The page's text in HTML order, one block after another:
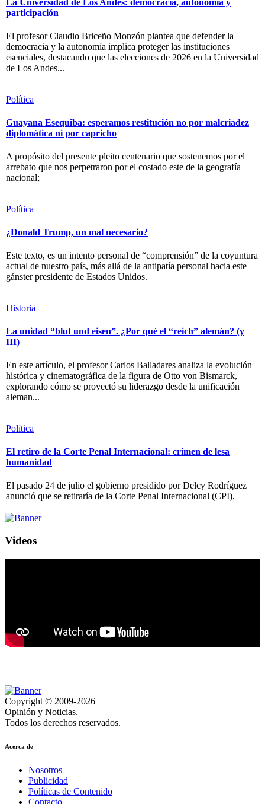
La Universidad de Los Andes: democracia, autonomía y
participación
El profesor Claudio Briceño Monzón plantea que defender la
democracia y la autonomía implica proteger las instituciones
esenciales, destacando que las elecciones de 2026 en la Universidad
de Los Andes...
Política
Guayana Esequiba: esperamos restitución no por malcriadez
diplomática ni por capricho
A propósito del presente pleito centenario que sostenemos por el
arrebato que nos perpetraron por el costado este de la geografía
nacional;
Política
¿Donald Trump, un mal necesario?
Este texto, es un intento personal de “comprensión” de la coyuntura
actual de nuestro país, más allá de la antipatía personal hacia este
gánster presidente de Estados Unidos.
Historia
La unidad “blut und eisen”. ¿Por qué el “reich” alemán? (y
III)
En este artículo, el profesor Carlos Balladares analiza la evolución
histórica y cinematográfica de la figura de Otto von Bismarck,
explorando cómo se proyectó su liderazgo desde la unificación
aleman...
Política
El retiro de la Corte Penal Internacional: crimen de lesa
humanidad
El pasado 24 de julio el gobierno presidido por Delcy Rodríguez
anunció que se retiraría de la Corte Penal Internacional (CPI),
Videos
Copyright © 2009-2026
Opinión y Noticias.
Todos los derechos reservados.
Acerca de
Nosotros
Publicidad
Políticas de Contenido
Contacto